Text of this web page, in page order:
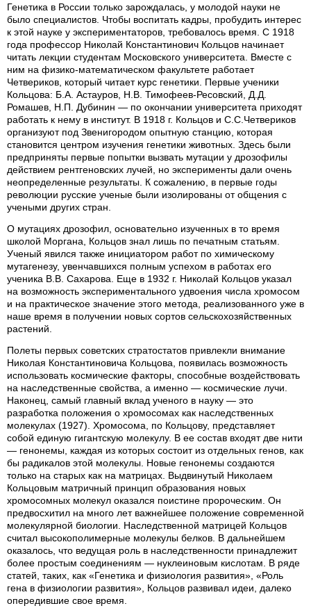
Генетика в России только зарождалась, у молодой науки не
было специалистов. Чтобы воспитать кадры, пробудить интерес
к этой науке у экспериментаторов, требовалось время. С 1918
года профессор Николай Константинович Кольцов начинает
читать лекции студентам Московского университета. Вместе с
ним на физико-математическом факультете работает
Четвериков, который читает курс генетики. Первые ученики
Кольцова: Б.А. Астауров, Н.В. Тимофеев-Ресовский, Д.Д.
Ромашев, Н.П. Дубинин — по окончании университета приходят
работать к нему в институт. В 1918 г. Кольцов и С.С.Четвериков
организуют под Звенигородом опытную станцию, которая
становится центром изучения генетики животных. Здесь были
предприняты первые попытки вызвать мутации у дрозофилы
действием рентгеновских лучей, но эксперименты дали очень
неопределенные результаты. К сожалению, в первые годы
революции русские ученые были изолированы от общения с
учеными других стран.
О мутациях дрозофил, основательно изученных в то время
школой Моргана, Кольцов знал лишь по печатным статьям.
Ученый явился также инициатором работ по химическому
мутагенезу, увенчавшихся полным успехом в работах его
ученика В.В. Сахарова. Еще в 1932 г. Николай Кольцов указал
на возможность экспериментального удвоения числа хромосом
и на практическое значение этого метода, реализованного уже в
наше время в получении новых сортов сельскохозяйственных
растений.
Полеты первых советских стратостатов привлекли внимание
Николая Константиновича Кольцова, появилась возможность
использовать космические факторы, способные воздействовать
на наследственные свойства, а именно — космические лучи.
Наконец, самый главный вклад ученого в науку — это
разработка положения о хромосомах как наследственных
молекулах (1927). Хромосома, по Кольцову, представляет
собой единую гигантскую молекулу. В ее состав входят две нити
— генонемы, каждая из которых состоит из отдельных генов, как
бы радикалов этой молекулы. Новые генонемы создаются
только на старых как на матрицах. Выдвинутый Николаем
Кольцовым матричный принцип образования новых
хромосомных молекул оказался поистине пророческим. Он
предвосхитил на много лет важнейшее положение современной
молекулярной биологии. Наследственной матрицей Кольцов
считал высокополимерные молекулы белков. В дальнейшем
оказалось, что ведущая роль в наследственности принадлежит
более простым соединениям — нуклеиновым кислотам. В ряде
статей, таких, как «Генетика и физиология развития», «Роль
гена в физиологии развития», Кольцов развивал идеи, далеко
опередившие свое время.